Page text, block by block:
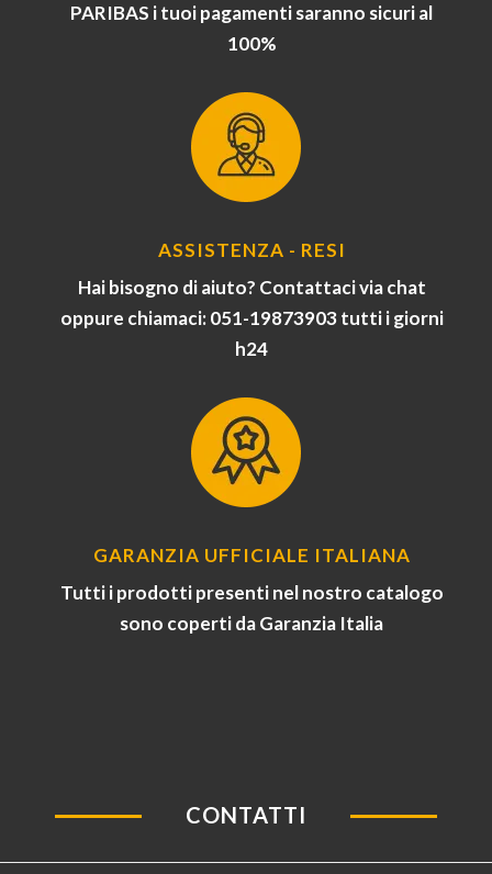
PARIBAS i tuoi pagamenti saranno sicuri al
100%
ASSISTENZA - RESI
Hai bisogno di aiuto? Contattaci via chat
oppure chiamaci: 051-19873903 tutti i giorni
h24
GARANZIA UFFICIALE ITALIANA
Tutti i prodotti presenti nel nostro catalogo
sono coperti da Garanzia Italia
CONTATTI